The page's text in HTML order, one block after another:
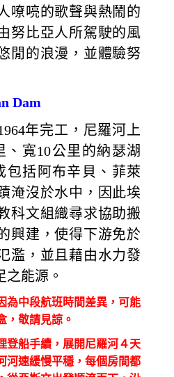
嘹喨的歌聲與熱鬧的
努比亞人所駕駛的風
閒的浪漫，並體驗努
Dam
年完工，尼羅河上
、寬10公里的納瑟湖
包括阿布辛貝、菲萊
淹沒於水中，因此埃
科文組織尋求協助搬
興建，使得下游免於
濫，並且藉由水力發
之能源。
為中段航班時間差異，可能
，敬請見諒。
登船手續，展開尼羅河４天
河速緩慢平穩，每個房間都